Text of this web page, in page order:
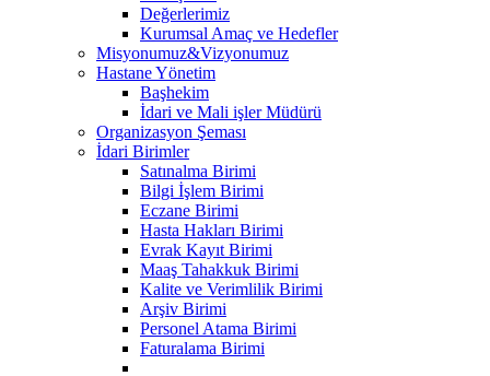
Değerlerimiz
Kurumsal Amaç ve Hedefler
Misyonumuz&Vizyonumuz
Hastane Yönetim
Başhekim
İdari ve Mali işler Müdürü
Organizasyon Şeması
İdari Birimler
Satınalma Birimi
Bilgi İşlem Birimi
Eczane Birimi
Hasta Hakları Birimi
Evrak Kayıt Birimi
Maaş Tahakkuk Birimi
Kalite ve Verimlilik Birimi
Arşiv Birimi
Personel Atama Birimi
Faturalama Birimi